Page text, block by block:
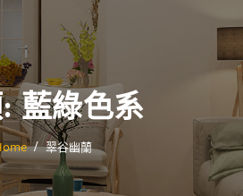
:藍綠色系
翠谷幽蘭